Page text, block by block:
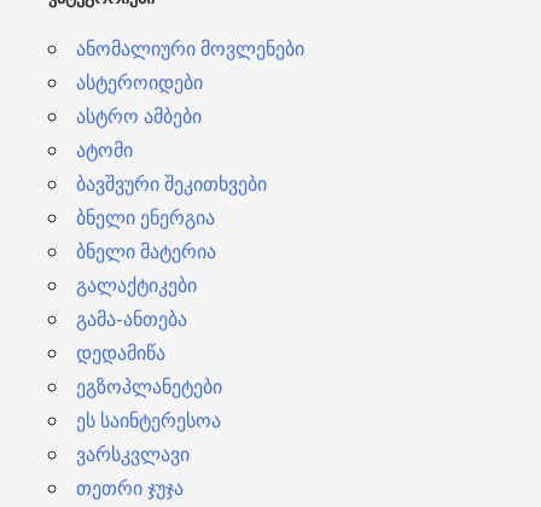
ანომალიური მოვლენები
ასტეროიდები
ასტრო ამბები
ატომი
ბავშვური შეკითხვები
ბნელი ენერგია
ბნელი მატერია
გალაქტიკები
გამა-ანთება
დედამიწა
ეგზოპლანეტები
ეს საინტერესოა
ვარსკვლავი
თეთრი ჯუჯა